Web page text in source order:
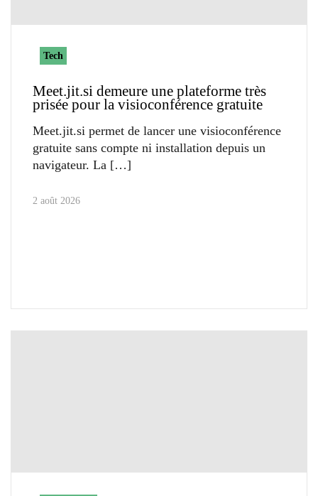
Tech
Meet.jit.si demeure une plateforme très
prisée pour la visioconférence gratuite
Meet.jit.si permet de lancer une visioconférence
gratuite sans compte ni installation depuis un
navigateur. La
2 août 2026